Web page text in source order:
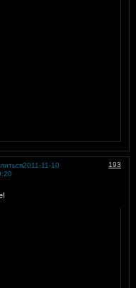
193
2011-11-10